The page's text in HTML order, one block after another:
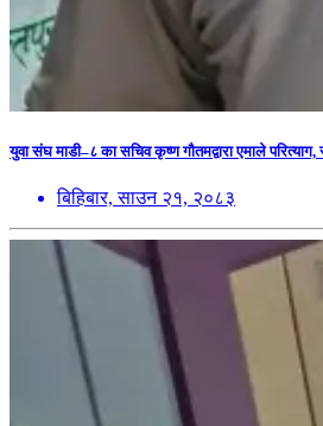
युवा संघ माडी–८ का सचिव कृष्ण गौतमद्वारा एमाले परित्याग,
बिहिबार, साउन २१, २०८३